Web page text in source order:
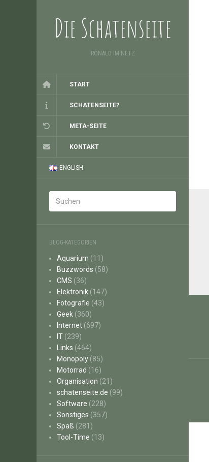
Die Schatenseite
RONALD IM NETZ
START
SCHATENSEITE?
META-SEITE
KONTAKT
ENGLISH
BLOG-KATEGORIEN
Aquarium (11)
Buzzwords (58)
CMS (36)
Elektronik (147)
Fotografie (43)
Geek (360)
Internet (697)
IT (239)
Links (464)
Monopoly (85)
Motorrad (16)
Organisation (21)
schatenseite.de (99)
Software (228)
Sonstiges (357)
Spaß (281)
Tool-Time (13)